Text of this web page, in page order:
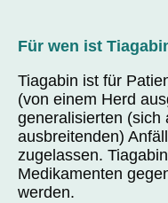
Für wen ist
Tiagabin ist für
(von einem Herd
generalisierten (sich
ausbreitenden)
zugelassen.
Medikamenten
werden.